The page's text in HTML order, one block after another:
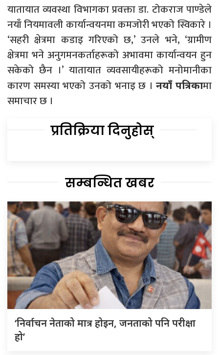
यातायात व्यवस्था विभागका प्रवक्ता डा. टोकराज पाण्डेले
नयाँ नियमावली कार्यान्वयनमा कमजोरी भएको स्विकारे ।
‘सहरी क्षेत्रमा कडाइ गरिएको छ,’ उनले भने, ‘ग्रामीण
क्षेत्रमा भने अनुगमनकर्ताहरूको अभावमा कार्यान्वयन हुन
सकेको छैन ।’ यातायात व्यवसायीहरूको मनोमानीका
कारण समस्या भएको उनको भनाइ छ ।नयाँ पत्रिकामा
समाचार छ ।
प्रतिक्रिया दिनुहोस्
सम्बन्धित खबर
‘निर्वाचन नेताको मात्र होइन, जनताको पनि परीक्षा
हो’